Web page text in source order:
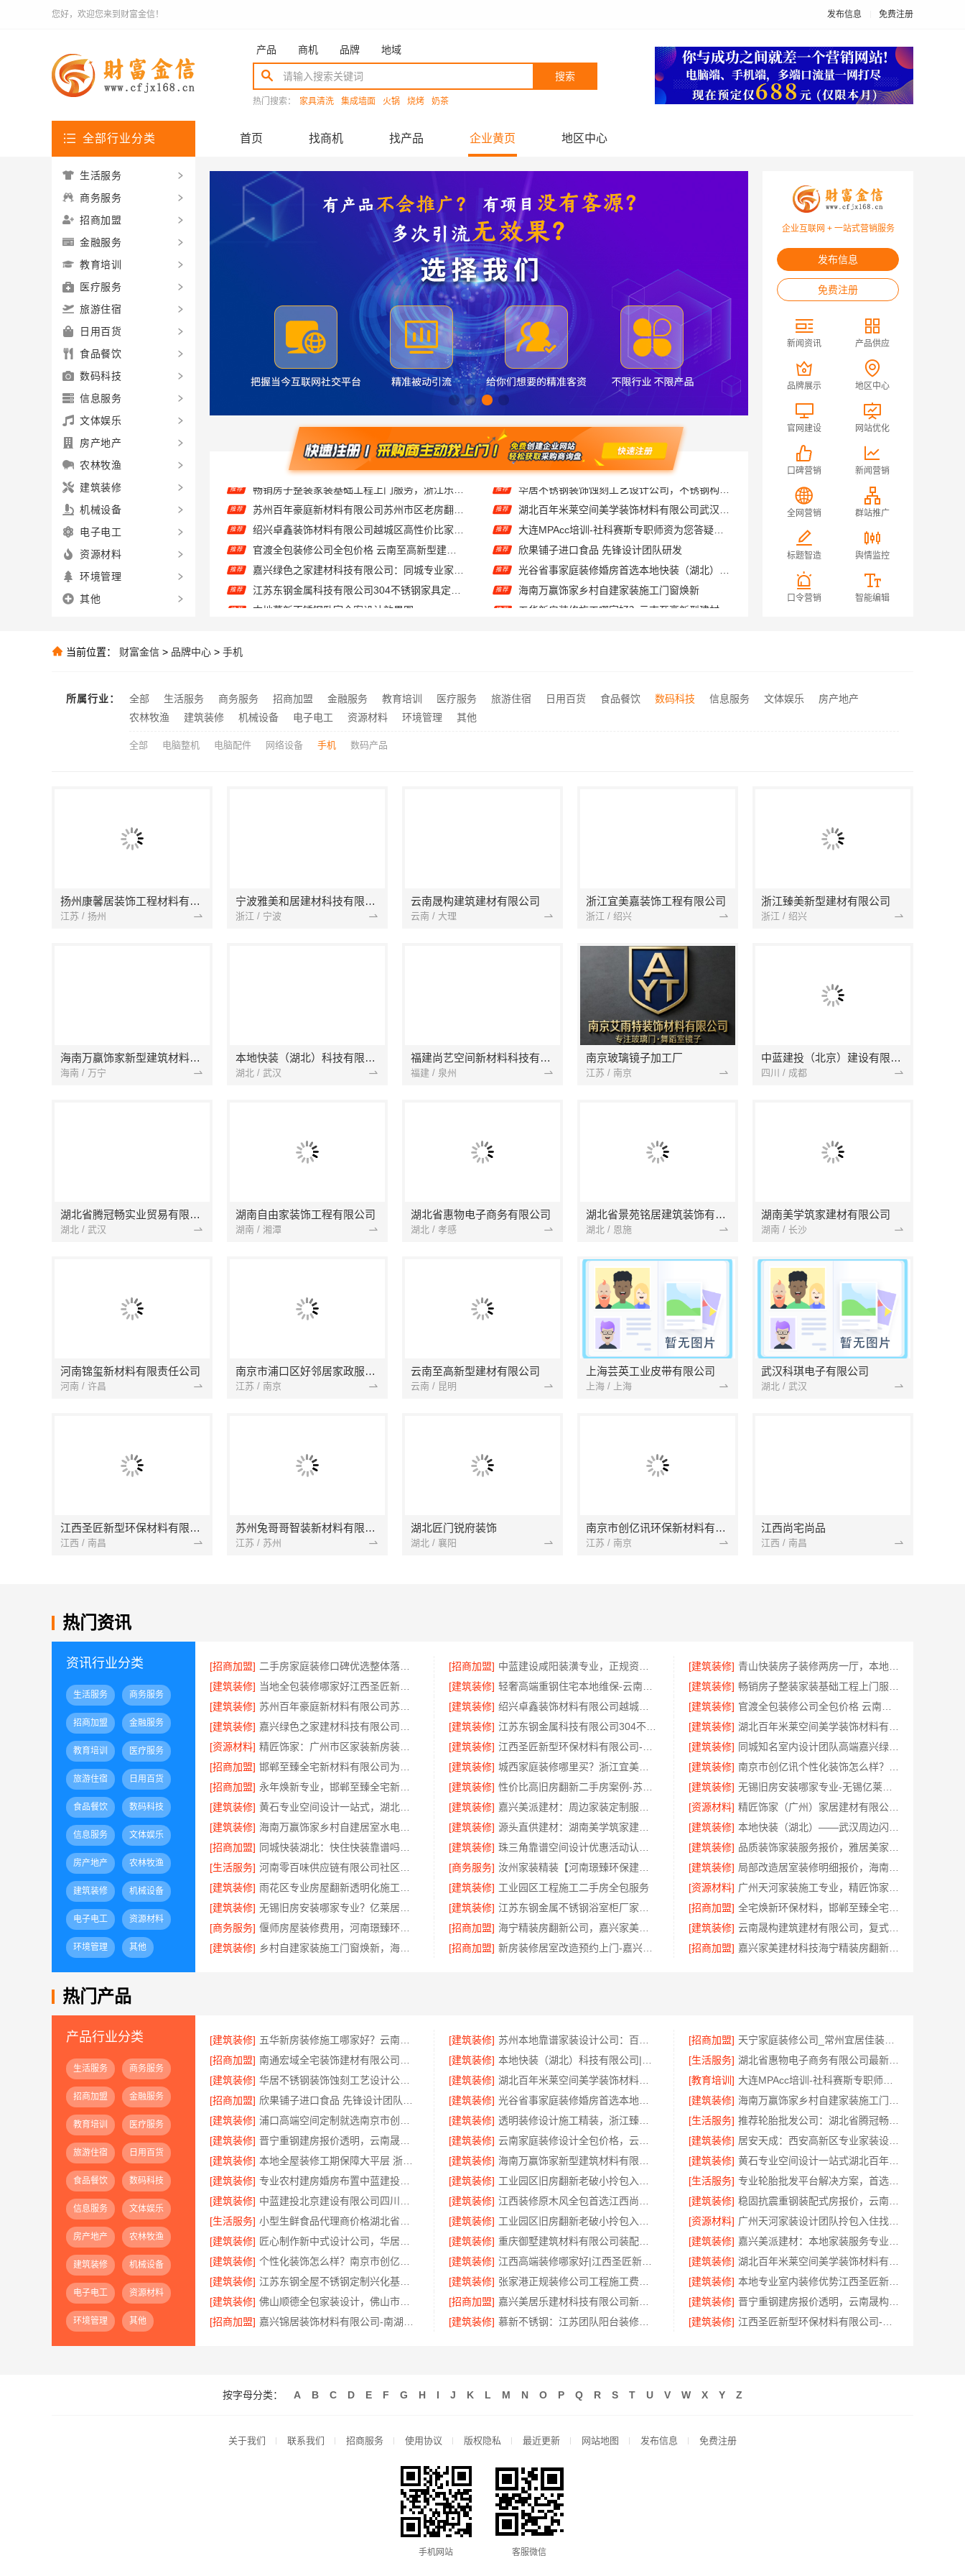
您好，欢迎您来到财富金信！ 发布信息 免费注册
产品 商机 品牌 地域
搜索
热门搜索： 家具清洗 集成墙面 火锅 烧烤 奶茶
全部行业分类 首页 找商机 找产品 企业黄页 地区中心
推荐 苏州百年豪庭新材料有限公司苏州市区老房翻新报价
推荐 绍兴卓鑫装饰材料有限公司越城区高性价比家装环保材料
推荐 官渡全包装修公司全包价格 云南至高新型建材透明无增项
推荐 嘉兴绿色之家建材科技有限公司：同城专业家装团队环保
推荐 江苏东钢金属科技有限公司304不锈钢家具定制工厂怎么样
推荐 本地慕新不锈钢卧室全案设计效果图
推荐
推荐 轻奢高端重钢住宅本地维保-云南晟构建筑建材有限公司
推荐 畅销房子整装家装基础工程上门服务，浙江乐享新材料有限公司
推荐 湖北百年米莱空间美学装饰材料有限公司武汉高端家装口碑怎么样
推荐 大连MPAcc培训-社科赛斯专职师资为您答疑解惑
推荐 欣果铺子进口食品 先锋设计团队研发
推荐
推荐 海南万赢饰家乡村自建家装施工门窗焕新
推荐
推荐 湖北省惠物电子商务有限公司最新生鲜食品网站价格
企业互联网 + 一站式营销服务
发布信息
免费注册
新闻资讯 产品供应
品牌展示 地区中心
官网建设 网站优化
口碑营销 新闻营销
全网营销 群站推广
标题智造 舆情监控
口令营销 智能编辑
生活服务
商务服务
招商加盟
金融服务
教育培训
医疗服务
旅游住宿
日用百货
食品餐饮
数码科技
信息服务
文体娱乐
房产地产
农林牧渔
建筑装修
机械设备
电子电工
资源材料
环境管理
其他
当前位置： 财富金信 > 品牌中心 > 手机
所属行业： 全部 生活服务 商务服务 招商加盟 金融服务 教育培训 医疗服务 旅游住宿 日用百货 食品餐饮 数码科技 信息服务 文体娱乐
房产地产
农林牧渔
建筑装修 机械设备 电子电工 资源材料 环境管理 其他
全部 电脑整机 电脑配件 网络设备 手机 数码产品
扬州康馨居装饰工程材料有限公司
江苏 / 扬州
宁波雅美和居建材科技有限公司
浙江 / 宁波
云南晟构建筑建材有限公司
云南 / 大理
浙江宜美嘉装饰工程有限公司
浙江 / 绍兴
浙江臻美新型建材有限公司
浙江 / 绍兴
海南万赢饰家新型建筑材料有限公司
海南 / 万宁
本地快装（湖北）科技有限公司
湖北 / 武汉
福建尚艺空间新材料科技有限公司
福建 / 泉州
南京玻璃镜子加工厂
江苏 / 南京
中蓝建投（北京）建设有限公司四川第一分公司
四川 / 成都
湖北省腾冠畅实业贸易有限公司
湖北 / 武汉
湖南自由家装饰工程有限公司
湖南 / 湘潭
湖北省惠物电子商务有限公司
湖北 / 孝感
湖北省景苑铭居建筑装饰有限公司
湖北 / 恩施
湖南美学筑家建材有限公司
湖南 / 长沙
河南锦玺新材料有限责任公司
河南 / 许昌
南京市浦口区好邻居家政服务中心
江苏 / 南京
云南至高新型建材有限公司
云南 / 昆明
上海芸英工业皮带有限公司
上海 / 上海
武汉科琪电子有限公司
湖北 / 武汉
江西圣匠新型环保材料有限公司
江西 / 南昌
苏州兔哥哥智装新材料有限公司
江苏 / 苏州
湖北匠门锐府装饰
湖北 / 襄阳
南京市创亿讯环保新材料有限公司
江苏 / 南京
江西尚宅尚品
江西 / 南昌
热门资讯
资讯行业分类
生活服务 商务服务
招商加盟 金融服务
教育培训 医疗服务
旅游住宿 日用百货
食品餐饮 数码科技
信息服务 文体娱乐
房产地产 农林牧渔
建筑装修 机械设备
电子电工 资源材料
环境管理 其他
[招商加盟] [招商加盟] [建筑装修]
[建筑装修]
[建筑装修] [建筑装修]
[建筑装修]
[建筑装修] [建筑装修]
官渡全包装修公司全包价格 云南至高新型建材透明无增项
[建筑装修]
[建筑装修] [建筑装修]
[资源材料]
[建筑装修] [建筑装修]
同城知名室内设计团队高端嘉兴绿色之家建材科技有限公司
[招商加盟]
[建筑装修] [建筑装修]
[招商加盟]
[建筑装修] [建筑装修]
无锡旧房安装哪家专业-无锡亿莱居装饰工程材料有限公司
[建筑装修]
[建筑装修] [资源材料]
精匠饰家（广州）家居建材有限公司广州市区家装装修新房报价
[建筑装修]
[建筑装修] [建筑装修]
[招商加盟]
[建筑装修] [建筑装修]
[生活服务]
[商务服务] [建筑装修]
局部改造居室装修明细报价，海南万赢饰家新型建筑材料有限公司
[建筑装修]
[建筑装修] 工业园区工程施工二手房全包服务 [资源材料]
[建筑装修]
[建筑装修] [招商加盟]
[商务服务]
[招商加盟] [建筑装修]
云南晟构建筑建材有限公司，复式层构重钢住宅公司
[建筑装修]
[招商加盟] [招商加盟] 嘉兴家美建材科技海宁精装房翻新公司
热门产品
产品行业分类
生活服务 商务服务
招商加盟 金融服务
教育培训 医疗服务
旅游住宿 日用百货
食品餐饮 数码科技
信息服务 文体娱乐
房产地产 农林牧渔
建筑装修 机械设备
电子电工 资源材料
环境管理 其他
[建筑装修] [建筑装修] [招商加盟]
天宁家庭装修公司_常州宜居佳装饰工程有限公司
[招商加盟]
[建筑装修] [生活服务]
湖北省惠物电子商务有限公司最新生鲜食品网站价格
[建筑装修]
[建筑装修] [教育培训]
大连MPAcc培训-社科赛斯专职师资为您答疑解惑
[招商加盟]
[建筑装修] [建筑装修]
[建筑装修]
[建筑装修] [生活服务]
推荐轮胎批发公司：湖北省腾冠畅实业贸易有限公司功能
[建筑装修]
[建筑装修] [建筑装修]
居安天成：西安高新区专业家装设计，刚需房售后完善
[建筑装修]
[建筑装修] [建筑装修]
黄石专业空间设计一站式湖北百年米莱空间美学装饰材料有限公司
[建筑装修]
[建筑装修] [生活服务]
专业轮胎批发平台解决方案，首选湖北省腾冠畅实业贸易有限公司
[建筑装修]
[建筑装修] [建筑装修]
稳固抗震重钢装配式房报价，云南晟构建筑建材有限公司精准预算
[生活服务]
[建筑装修] [资源材料]
广州天河家装设计团队拎包入住找精匠饰家
[建筑装修]
[建筑装修] [建筑装修]
[建筑装修]
[建筑装修] [建筑装修]
[建筑装修]
[建筑装修] [建筑装修]
本地专业室内装修优势江西圣匠新型环保材料有限公司
[建筑装修]
[招商加盟] [建筑装修]
[招商加盟]
[建筑装修] [建筑装修]
按字母分类： A B C D E F G H I J K L M N O P Q R S T U V W X Y Z
关于我们 联系我们 招商服务 使用协议 版权隐私 最近更新 网站地图 发布信息 免费注册
手机网站 客服微信